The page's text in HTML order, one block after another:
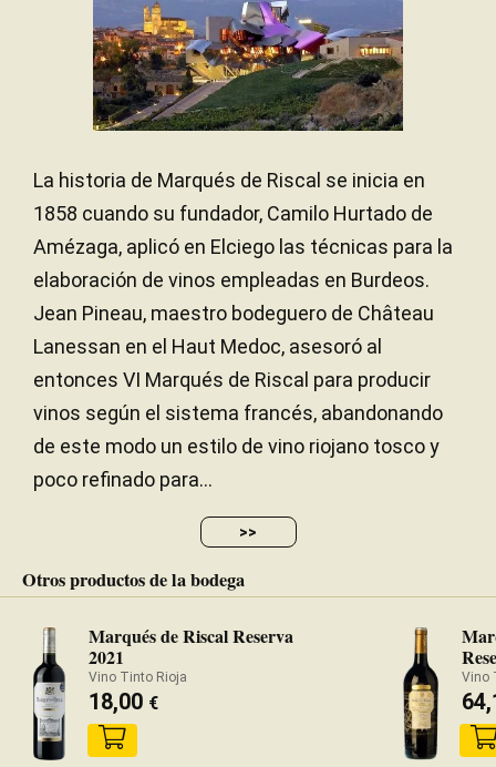
La historia de Marqués de Riscal se inicia en
1858 cuando su fundador, Camilo Hurtado de
Amézaga, aplicó en Elciego las técnicas para la
elaboración de vinos empleadas en Burdeos.
Jean Pineau, maestro bodeguero de Château
Lanessan en el Haut Medoc, asesoró al
entonces VI Marqués de Riscal para producir
vinos según el sistema francés, abandonando
de este modo un estilo de vino riojano tosco y
poco refinado para...
>>
Otros productos de la bodega
Marqués de Riscal Reserva
2021
Vino Tinto Rioja
18,00 €
Vino